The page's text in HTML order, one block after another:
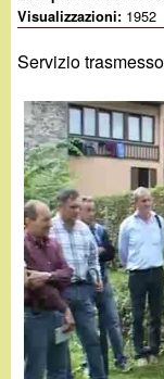
g
a
n
d
n
o
Visualizzazioni: 1952
Servizio